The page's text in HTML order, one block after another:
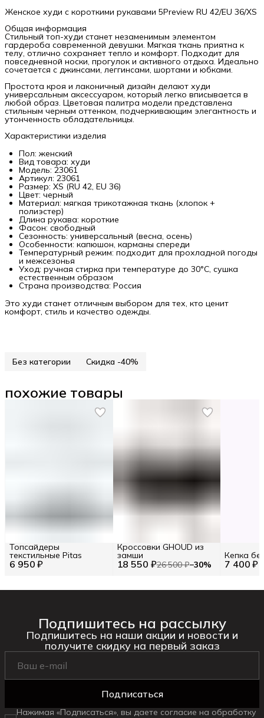
Женское худи с короткими рукавами 5Preview RU 42/EU 36/XS
Общая информация
Стильный топ-худи станет незаменимым элементом
гардероба современной девушки. Мягкая ткань приятна к
телу, отлично сохраняет тепло и комфорт. Подходит для
повседневной носки, прогулок и активного отдыха. Идеально
сочетается с джинсами, леггинсами, шортами и юбками.
Простота кроя и лаконичный дизайн делают худи
универсальным аксессуаром, который легко вписывается в
любой образ. Цветовая палитра модели представлена
стильным черным оттенком, подчеркивающим элегантность и
утонченность обладательницы.
Характеристики изделия
Пол: женский
Вид товара: худи
Модель: 23061
Артикул: 23061
Размер: XS (RU 42, EU 36)
Цвет: черный
Материал: мягкая трикотажная ткань (хлопок +
полиэстер)
Длина рукава: короткие
Фасон: свободный
Сезонность: универсальный (весна, осень)
Особенности: капюшон, карманы спереди
Температурный режим: подходит для прохладной погоды
и межсезонья
Уход: ручная стирка при температуре до 30°C, сушка
естественным образом
Страна производства: Россия
Это худи станет отличным выбором для тех, кто ценит
комфорт, стиль и качество одежды.
Без категории Скидка -40%
похожие товары
6 950 ₽
Топсайдеры
текстильные Pitas
18 550 ₽26 500 ₽−30%
Кроссовки GHOUD из
замши
7 400 ₽
Кепка
Подпишитесь на рассылку
Подпишитесь на наши акции и новости и
получите скидку на первый заказ
Подписаться
Нажимая «Подписаться», вы даете согласие на обработку